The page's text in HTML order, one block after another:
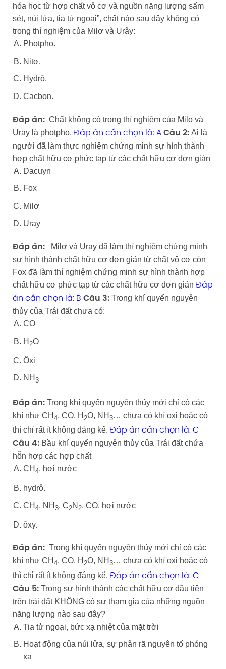
hóa học từ hợp chất vô cơ và nguồn năng lượng sấm
sét, núi lửa, tia tử ngoại”, chất nào sau đây không có
trong thí nghiệm của Milơ và Urây:
Photpho.
Nitơ.
Hydrô.
Cacbon.
Đáp án: Chất không có trong thí nghiệm của Milo và
Uray là photpho. Đáp án cần chọn là: A Câu 2:Ai là
người đã làm thực nghiệm chứng minh sự hình thành
hợp chất hữu cơ phức tạp từ các chất hữu cơ đơn giản
Dacuyn
Fox
Milơ
Uray
Đáp án:
Milơ và Uray đã làm thí nghiệm chứng minh
sự hình thành chất hữu cơ đơn giản từ chất vô cơ còn
Fox đã làm thí nghiệm chứng minh sự hình thành hợp
chất hữu cơ phức tạp từ các chất hữu cơ đơn giản Đáp
án cần chọn là: B Câu 3:Trong khí quyển nguyên
thủy của Trái đất chưa có:
CO
H 2O
Ôxi
NH 3
Đáp án:Trong khí quyển nguyên thủy mới chỉ có các
khí như CH 4, CO, H 2O, NH 3… chưa có khí oxi hoặc có
thì chỉ rất ít không đáng kể. Đáp án cần chọn là: C
Câu 4:Bầu khí quyển nguyên thủy của Trái đất chứa
hỗn hợp các hợp chất
CH 4, hơi nước
hydrô.
CH 4, NH 3, C2N 2, CO, hơi nước
ôxy.
Đáp án: Trong khí quyển nguyên thủy mới chỉ có các
khí như CH 4, CO, H 2O, NH 3… chưa có khí oxi hoặc có
thì chỉ rất ít không đáng kể. Đáp án cần chọn là: C
Câu 5:Trong sự hình thành các chất hữu cơ đầu tiên
trên trái đất KHÔNG có sự tham gia của những nguồn
năng lượng nào sau đây?
Tia tử ngoại, bức xạ nhiệt của mặt trời
Hoạt động của núi lửa, sự phân rã nguyên tố phóng
xạ